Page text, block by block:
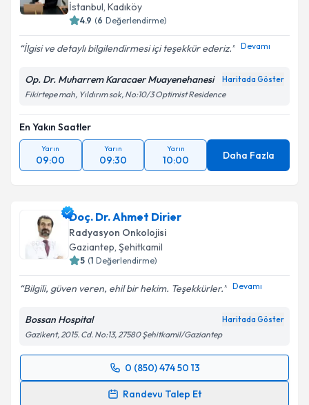
İstanbul, Kadıköy
4.9 (6 Değerlendirme)
İlgisi ve detaylı bilgilendirmesi içi teşekkür ederiz. Devamı
Op. Dr. Muharrem Karacaer Muayenehanesi Haritada Göster
Fikirtepe mah, Yıldırım sok, No:10/3 Optimist Residence
En Yakın Saatler
Yarın
09:00
Yarın
09:30
Yarın
10:00 Daha Fazla
Doç. Dr. Ahmet Dirier
Radyasyon Onkolojisi
Gaziantep, Şehitkamil
5 (1 Değerlendirme)
Bilgili, güven veren, ehil bir hekim. Teşekkürler. Devamı
Bossan Hospital Haritada Göster
Gazikent, 2015. Cd. No:13, 27580 Şehitkamil/Gaziantep
0 (850) 474 50 13
Randevu Talep Et
Randevu Takvimi Talebi